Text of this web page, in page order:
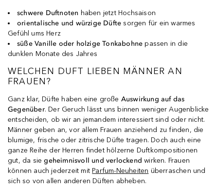
schwere Duftnoten haben jetzt Hochsaison
orientalische und würzige Düfte sorgen für ein warmes
Gefühl ums Herz
süße Vanille oder holzige Tonkabohne passen in die
dunklen Monate des Jahres
WELCHEN DUFT LIEBEN MÄNNER AN
FRAUEN?
Ganz klar, Düfte haben eine große Auswirkung auf das
Gegenüber. Der Geruch lässt uns binnen weniger Augenblicke
entscheiden, ob wir an jemandem interessiert sind oder nicht.
Männer geben an, vor allem Frauen anziehend zu finden, die
blumige, frische oder zitrische Düfte tragen. Doch auch eine
ganze Reihe der Herren findet hölzerne Duftkompositionen
gut, da siegeheimnisvoll und verlockend wirken. Frauen
können auch jederzeit mitParfum-Neuheiten überraschen und
sich so von allen anderen Düften abheben.